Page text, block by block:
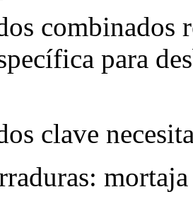
combinados
para
clave
mortaja